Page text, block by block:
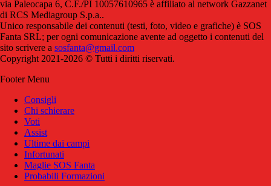
via Paleocapa 6, C.F./PI 10057610965 è affiliato al network Gazzanet
di RCS Mediagroup S.p.a..
Unico responsabile dei contenuti (testi, foto, video e grafiche) è SOS
Fanta SRL; per ogni comunicazione avente ad oggetto i contenuti del
sito scrivere a sosfanta@gmail.com
Copyright 2021-2026 © Tutti i diritti riservati.
Footer Menu
Consigli
Chi schierare
Voti
Assist
Ultime dai campi
Infortunati
Maglie SOS Fanta
Probabili Formazioni